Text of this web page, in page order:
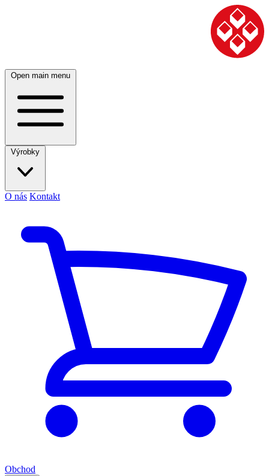
Open main menu
Výrobky
O nás Kontakt
Obchod